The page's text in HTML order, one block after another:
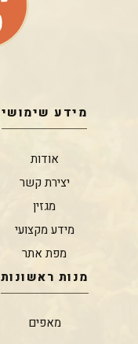
מידע שימושי
אודות
יצירת קשר
מגזין
מידע מקצועי
מפת אתר
מנות ראשונות
מאפים